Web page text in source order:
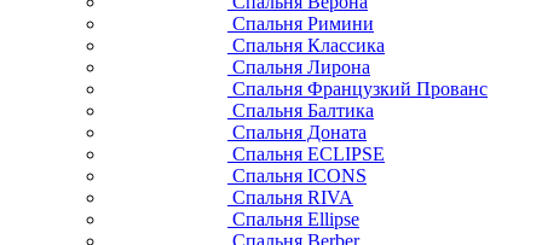
Спальня Римини
Спальня Классика
Спальня Лирона
Спальня Французкий Прованс
Спальня Балтика
Спальня Доната
Спальня ECLIPSE
Спальня ICONS
Спальня RIVA
Спальня Ellipse
Спальня Berber